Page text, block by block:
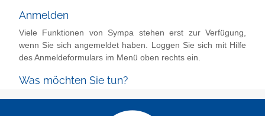
Anmelden
Viele Funktionen von Sympa stehen erst zur Verfügung,
wenn Sie sich angemeldet haben. Loggen Sie sich mit Hilfe
des Anmeldeformulars im Menü oben rechts ein.
Was möchten Sie tun?